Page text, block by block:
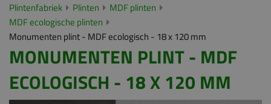
Plintenfabriek Plinten
MDF plinten
MDF ecologische plinten
Monumenten plint - MDF ecologisch - 18 x 120 mm
MONUMENTEN PLINT - MDF
ECOLOGISCH - 18 X 120 MM